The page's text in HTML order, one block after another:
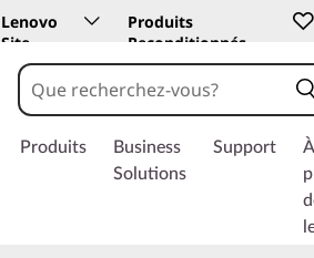
Lenovo
Site
Education
Produits
Reconditionnés
Produits
Business
Solutions
Support
À